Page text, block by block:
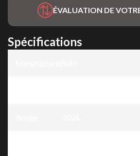
ÉVALUATION DE
Spécifications